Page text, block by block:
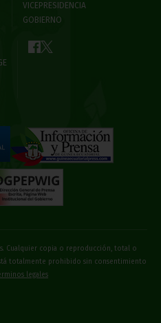
VICEPRESIDENCIA
GOBIERNO
Cualquier copia o reproducción, total o
totalmente prohibido sin consentimiento
legales